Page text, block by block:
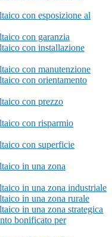
con esposizione al
con garanzia
con installazione
con manutenzione
con orientamento
con prezzo
con risparmio
con superficie
in una zona
in una zona industriale
in una zona rurale
in una zona strategica
bonificato per